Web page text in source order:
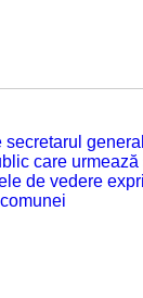
care
de vedere